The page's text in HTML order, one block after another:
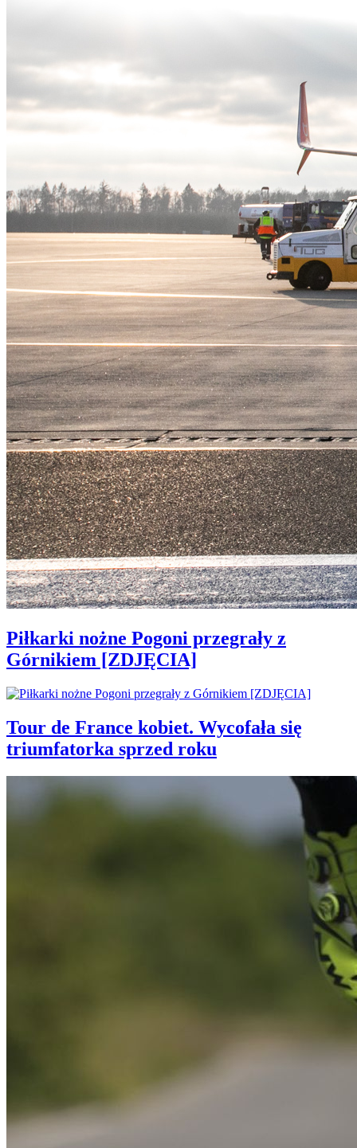
Piłkarki nożne Pogoni przegrały z
Górnikiem [ZDJĘCIA]
Tour de France kobiet. Wycofała się
triumfatorka sprzed roku